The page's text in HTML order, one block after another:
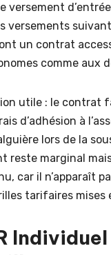
versement
versements
un contrat
comme aux
utile : le contrat
d’adhésion à
lors de la
reste marginal
car il n’apparaît
tarifaires mises